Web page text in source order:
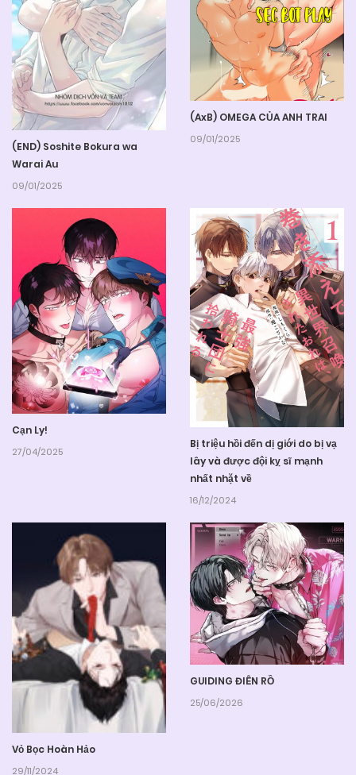
(END) Soshite Bokura wa
Warai Au
09/01/2025
(AxB) OMEGA CỦA ANH TRAI
09/01/2025
Cạn Ly!
27/04/2025
Bị triệu hồi đến dị giới do bị vạ
lây và được đội kỵ sĩ mạnh
nhất nhặt về
16/12/2024
Vỏ Bọc Hoàn Hảo
29/11/2024
GUIDING ĐIÊN RỒ
25/06/2026